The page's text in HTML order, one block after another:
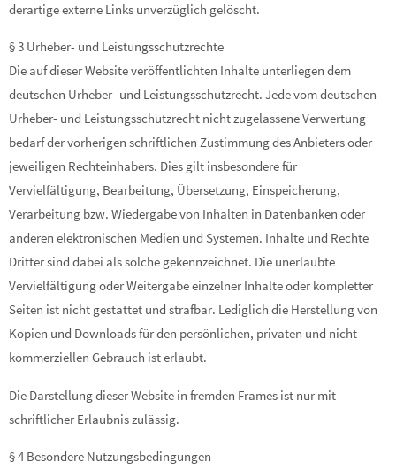
derartige externe Links unverzüglich gelöscht.
§ 3 Urheber- und Leistungsschutzrechte
Die auf dieser Website veröffentlichten Inhalte unterliegen dem
deutschen Urheber- und Leistungsschutzrecht. Jede vom deutschen
Urheber- und Leistungsschutzrecht nicht zugelassene Verwertung
bedarf der vorherigen schriftlichen Zustimmung des Anbieters oder
jeweiligen Rechteinhabers. Dies gilt insbesondere für
Vervielfältigung, Bearbeitung, Übersetzung, Einspeicherung,
Verarbeitung bzw. Wiedergabe von Inhalten in Datenbanken oder
anderen elektronischen Medien und Systemen. Inhalte und Rechte
Dritter sind dabei als solche gekennzeichnet. Die unerlaubte
Vervielfältigung oder Weitergabe einzelner Inhalte oder kompletter
Seiten ist nicht gestattet und strafbar. Lediglich die Herstellung von
Kopien und Downloads für den persönlichen, privaten und nicht
kommerziellen Gebrauch ist erlaubt.
Die Darstellung dieser Website in fremden Frames ist nur mit
schriftlicher Erlaubnis zulässig.
§ 4 Besondere Nutzungsbedingungen